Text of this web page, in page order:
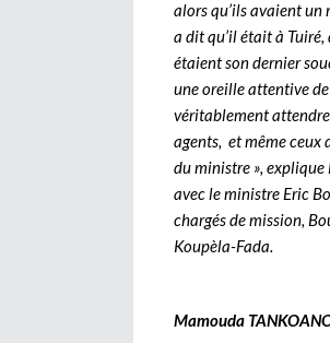
alors qu’ils avaient un
a dit qu’il était à
étaient son dernier
une oreille attentive
véritablement attendre
agents, et même ceux
du ministre », explique
avec le ministre Eric
chargés de mission,
Koupèla-Fada.
Mamouda